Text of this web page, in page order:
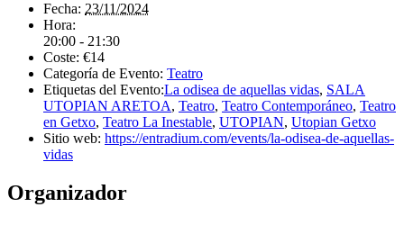
Fecha: 23/11/2024
Hora:
20:00 - 21:30
Coste: €14
Categoría de Evento: Teatro
Etiquetas del Evento:La odisea de aquellas vidas, SALA
UTOPIAN ARETOA, Teatro, Teatro Contemporáneo, Teatro
en Getxo, Teatro La Inestable, UTOPIAN, Utopian Getxo
Sitio web: https://entradium.com/events/la-odisea-de-aquellas-
vidas
Organizador